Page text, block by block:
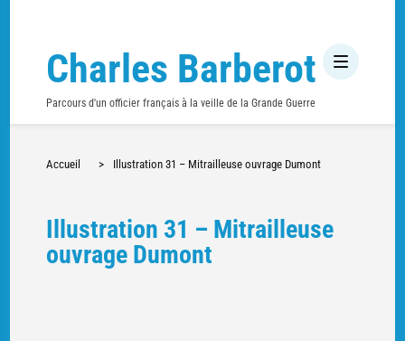
Charles Barberot
Parcours d'un officier français à la veille de la Grande Guerre
Accueil > Illustration 31 – Mitrailleuse ouvrage Dumont
Illustration 31 – Mitrailleuse
ouvrage Dumont